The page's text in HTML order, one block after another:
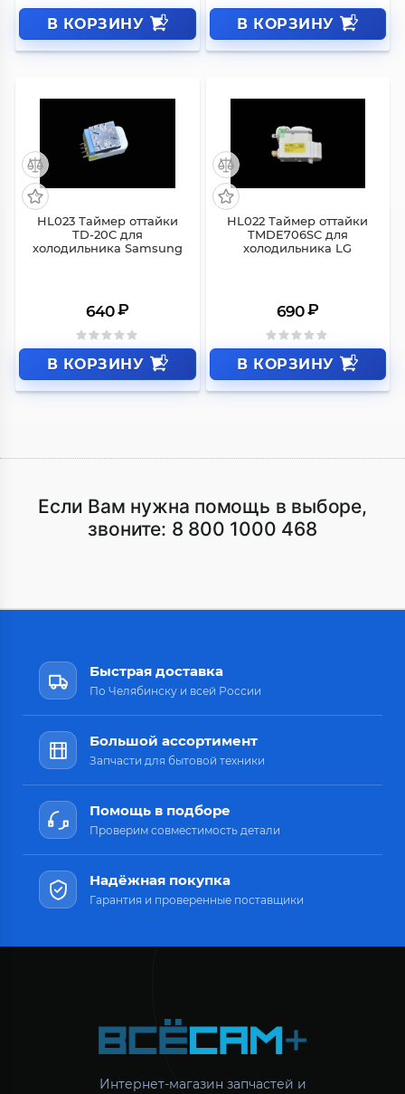
В КОРЗИНУ В КОРЗИНУ
HL023 Таймер оттайки
TD-20C для
холодильника Samsung
640 ₽
В КОРЗИНУ
HL022 Таймер оттайки
TMDE706SC для
холодильника LG
690 ₽
В КОРЗИНУ
Если Вам нужна помощь в выборе,
звоните: 8 800 1000 468
Быстрая доставка
По Челябинску и всей России
Большой ассортимент
Запчасти для бытовой техники
Помощь в подборе
Проверим совместимость детали
Надёжная покупка
Гарантия и проверенные поставщики
Интернет-магазин запчастей и